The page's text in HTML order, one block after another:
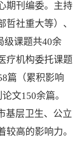
期刊编委。主持
哲社重大等）、
级课题共40余
疗机构委托课题
篇（累积影响
文150余篇。
基层卫生、公立
较高的影响力。